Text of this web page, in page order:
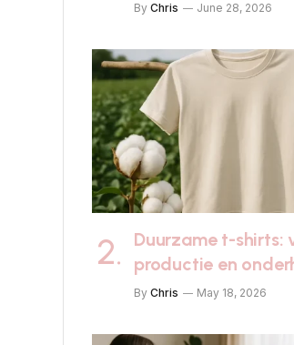
By Chris June 28, 2026
Duurzame t-shirts:
productie en
By Chris May 18, 2026